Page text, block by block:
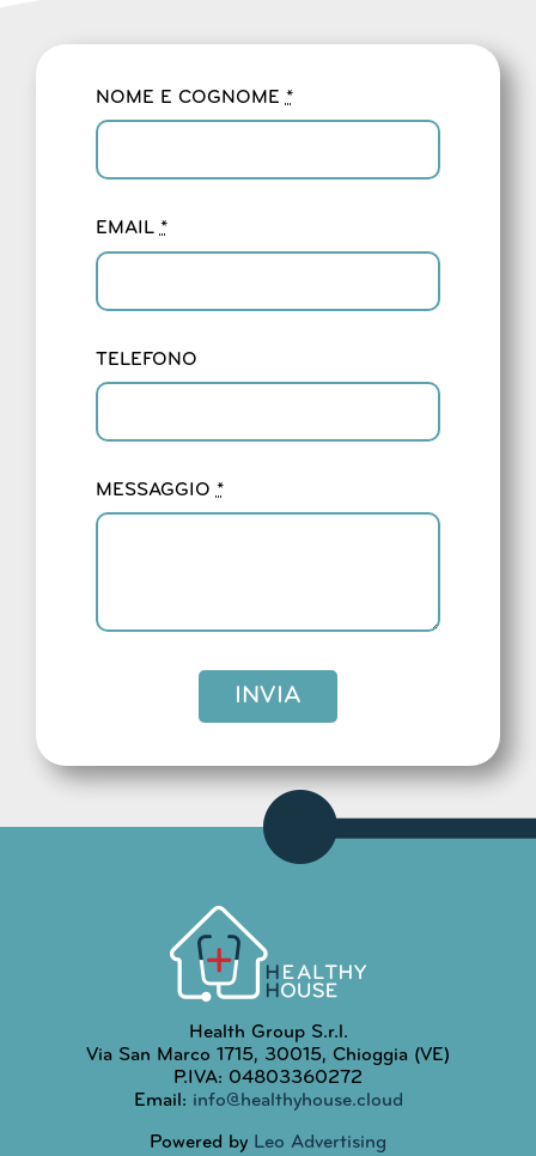
NOME E COGNOME *
EMAIL*
TELEFONO
MESSAGGIO *
INVIA
Health Group S.r.l.
Via San Marco 1715, 30015, Chioggia (VE)
P.IVA: 04803360272
Email: info@healthyhouse.cloud
Powered by Leo Advertising